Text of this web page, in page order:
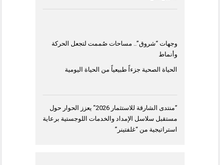
وجهات “شروق”.. مساحات صُممت لتجعل الحركة
وأنماط
الحياة الصحية جزءاً طبيعياً من الحياة اليومية
“منتدى الشارقة للاستثمار 2026” يعزز الحوار حول
مستقبل سلاسل الإمداد والخدمات اللوجستية برعاية
استراتيجية من “غلفتينر”